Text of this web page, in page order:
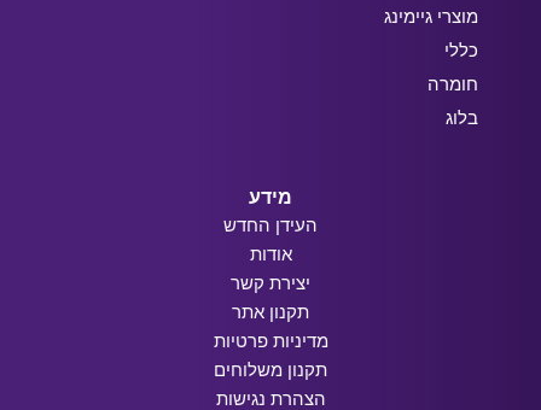
מוצרי גיימינג
כללי
חומרה
בלוג
מידע
העידן החדש
אודות
יצירת קשר
תקנון אתר
מדיניות פרטיות
תקנון משלוחים
הצהרת נגישות